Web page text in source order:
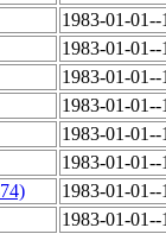
1983-01-
1983-01-
1983-01-
1983-01-
1983-01-
1983-01-
1983-01-
1983-01-